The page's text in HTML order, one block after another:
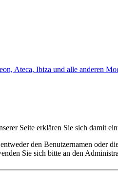
Ateca, Ibiza und alle anderen
Seite erklären Sie sich damit
den Benutzernamen oder
Sie sich bitte an den